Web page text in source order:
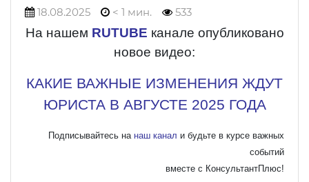
18.08.2025 < 1 мин. 533
На нашем RUTUBE канале опубликовано
новое видео:
КАКИЕ ВАЖНЫЕ ИЗМЕНЕНИЯ ЖДУТ
ЮРИСТА В АВГУСТЕ 2025 ГОДА
Подписывайтесь на наш канал и будьте в курсе важных
событий
вместе с КонсультантПлюс!